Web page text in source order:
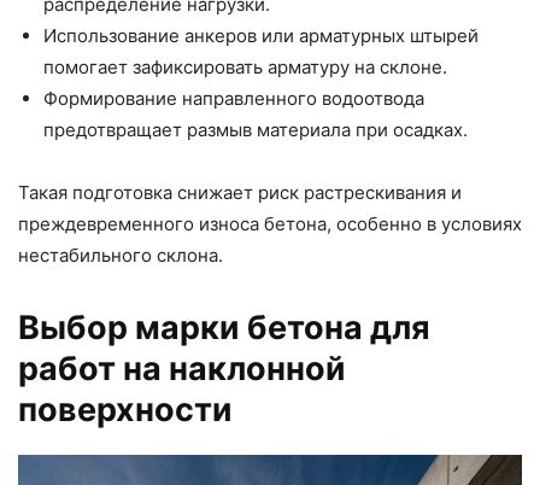
Использование анкеров или арматурных штырей
помогает зафиксировать арматуру на склоне.
Формирование направленного водоотвода
предотвращает размыв материала при осадках.
Такая подготовка снижает риск растрескивания и
преждевременного износа бетона, особенно в условиях
нестабильного склона.
Выбор марки бетона для
работ на наклонной
поверхности